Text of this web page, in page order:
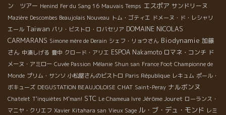
ン ツアー Henind Fer du Sang 16 Mauvais Temps エスポア サンドリーヌ
Mazière Descombes Beaujolais Nouveau トム・ゴティエ ドメーヌ・ド・レシャリ
エール Taiwan パリ・ビストロ・ロバセリア DOMAINE NICOLAS
CARMARANS Simone mère de Derain シェフ・リョウさん Biodynamie 加藤
さん 中湊しげる 豊中 クロード・アリエ ESPOA Nakamoto ロマネ・コンチ ド
メーヌ・アミロー Cuvée Passion Mélanie Shun san France Foot Championne de
Monde プリム・サンソ 小松屋さんのビストロ Paris République レキュム ポール・
ボキューズ DEGUSTATION BEAUJOLOISE CHAT Saint-Peray ナルボンヌ
Chatelet T'inquiètes M'man! STC Le Chameua Ivre Jérôme Jouret ローランス・
マニヤ・クリエフ Xavier Kitahara san Vieux Sage ル・ブ・デュ・モンド レミ